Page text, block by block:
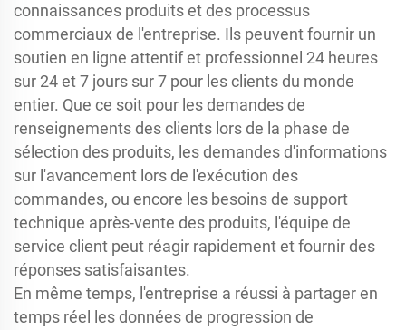
connaissances produits et des processus
commerciaux de l'entreprise. Ils peuvent fournir un
soutien en ligne attentif et professionnel 24 heures
sur 24 et 7 jours sur 7 pour les clients du monde
entier. Que ce soit pour les demandes de
renseignements des clients lors de la phase de
sélection des produits, les demandes d'informations
sur l'avancement lors de l'exécution des
commandes, ou encore les besoins de support
technique après-vente des produits, l'équipe de
service client peut réagir rapidement et fournir des
réponses satisfaisantes.
En même temps, l'entreprise a réussi à partager en
temps réel les données de progression de